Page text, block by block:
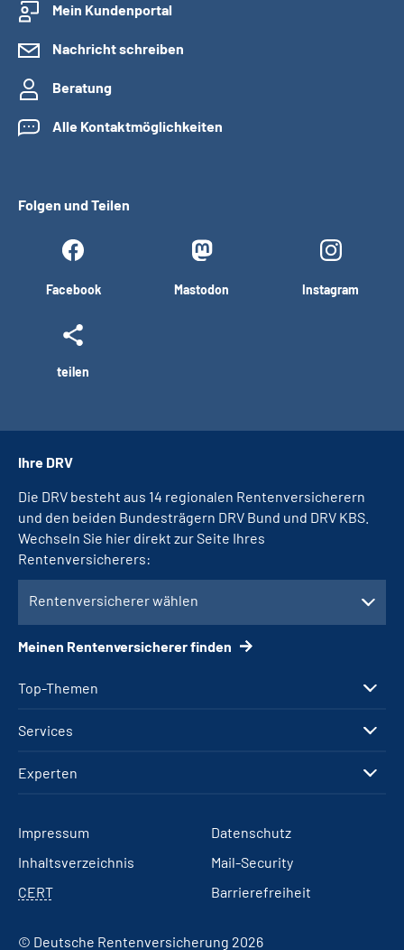
Mein Kundenportal
Nachricht schreiben
Beratung
Alle Kontaktmöglichkeiten
Folgen und Teilen
Facebook Mastodon Instagram
teilen
Top-Themen
Services
Experten
Ihre DRV
Die DRV besteht aus 14 regionalen Rentenversicherern
und den beiden Bundesträgern DRV Bund und DRV KBS.
Wechseln Sie hier direkt zur Seite Ihres
Rentenversicherers:
Rentenversicherer wählen
Meinen Rentenversicherer finden
Impressum
Datenschutz
Inhaltsverzeichnis
Mail-Security
CERT
Barrierefreiheit
© Deutsche Rentenversicherung 2026